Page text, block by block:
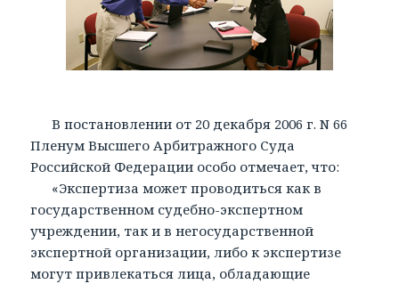
В постановлении от 20 декабря 2006 г. N 66
Пленум Высшего Арбитражного Суда
Российской Федерации особо отмечает, что:
«Экспертиза может проводиться как в
государственном судебно-экспертном
учреждении, так и в негосударственной
экспертной организации, либо к экспертизе
могут привлекаться лица, обладающие